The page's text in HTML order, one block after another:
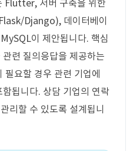
서버 구축을 위한
Django), 데이터베이
이 제안됩니다. 핵심
련 질의응답을 제공하는
필요할 경우 관련 기업에
됩니다. 상담 기업의 연락
리할 수 있도록 설계됩니